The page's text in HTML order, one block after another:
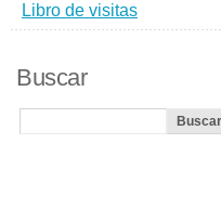
Libro de visitas
Buscar